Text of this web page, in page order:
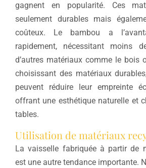
gagnent en popularité. Ces
seulement durables mais
coûteux. Le bambou a
rapidement, nécessitant moins
d’autres matériaux comme le bois
choisissant des matériaux
peuvent réduire leur empreinte
offrant une esthétique naturelle et
tables.
Utilisation de matériaux
La vaisselle fabriquée à partir de
est une autre tendance importante.